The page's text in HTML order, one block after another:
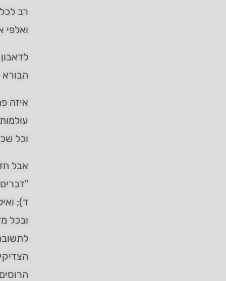
רב
ואלפי
הבורא
איזה
וכל
אבל
ד);
ובכל